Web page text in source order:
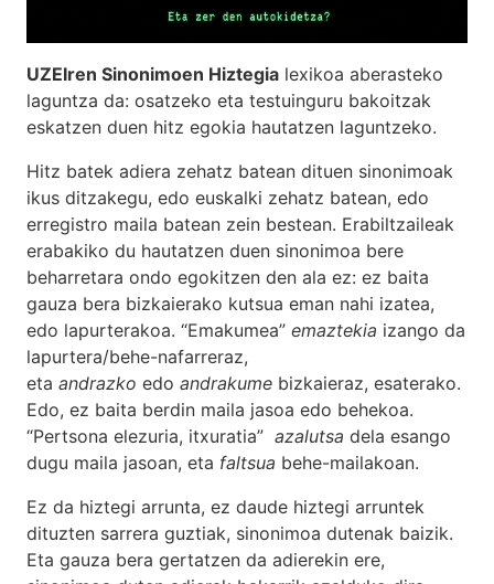
UZEIren Sinonimoen Hiztegia lexikoa aberasteko
laguntza da: osatzeko eta testuinguru bakoitzak
eskatzen duen hitz egokia hautatzen laguntzeko.
Hitz batek adiera zehatz batean dituen sinonimoak
ikus ditzakegu, edo euskalki zehatz batean, edo
erregistro maila batean zein bestean. Erabiltzaileak
erabakiko du hautatzen duen sinonimoa bere
beharretara ondo egokitzen den ala ez: ez baita
gauza bera bizkaierako kutsua eman nahi izatea,
edo lapurterakoa. “Emakumea” emaztekia izango da
lapurtera/behe-nafarreraz,
eta andrazko edo andrakume bizkaieraz, esaterako.
Edo, ez baita berdin maila jasoa edo behekoa.
“Pertsona elezuria, itxuratia” azalutsa dela esango
dugu maila jasoan, eta faltsua behe-mailakoan.
Ez da hiztegi arrunta, ez daude hiztegi arruntek
dituzten sarrera guztiak, sinonimoa dutenak baizik.
Eta gauza bera gertatzen da adierekin ere,